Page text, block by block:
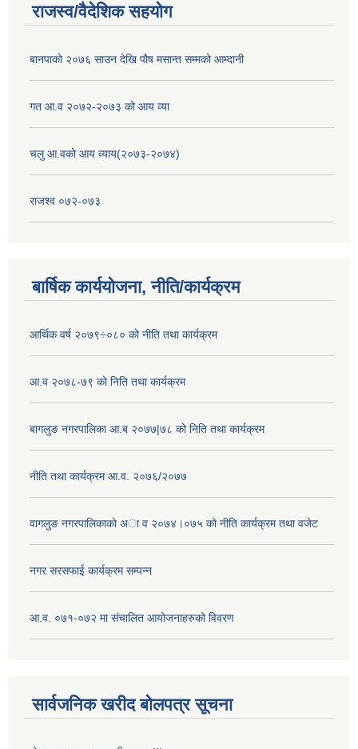
राजस्व/वैदेशिक सहयोग
बानपाको २०७६ साउन देखि पौष मसान्त सम्मको आम्दानी
गत आ.व २०७२-२०७३ को आय व्या
चलु आ.वको आय व्याय(२०७३-२०७४)
राजश्व ०७२-०७३
बार्षिक कार्ययोजना, नीति/कार्यक्रम
आर्थिक वर्ष २०७९÷०८० को नीति तथा कार्यक्रम
आ.व २०७८-७९ को निति तथा कार्यक्रम
बागलुङ नगरपालिका आ.ब २०७७|७८ को निति तथा कार्यक्रम
नीति तथा कार्यक्रम आ.व. २०७६/२०७७
वागलुङ नगरपालिकाकाे अा‍ व २०७४।०७५ काे नीति कार्यक्रम तथा वजेट
नगर सरसफाई कार्यक्रम सम्पन्न
आ.व. ०७१-०७२ मा संचालित आयोजनाहरुको विवरण
सार्वजनिक खरीद बोलपत्र सूचना